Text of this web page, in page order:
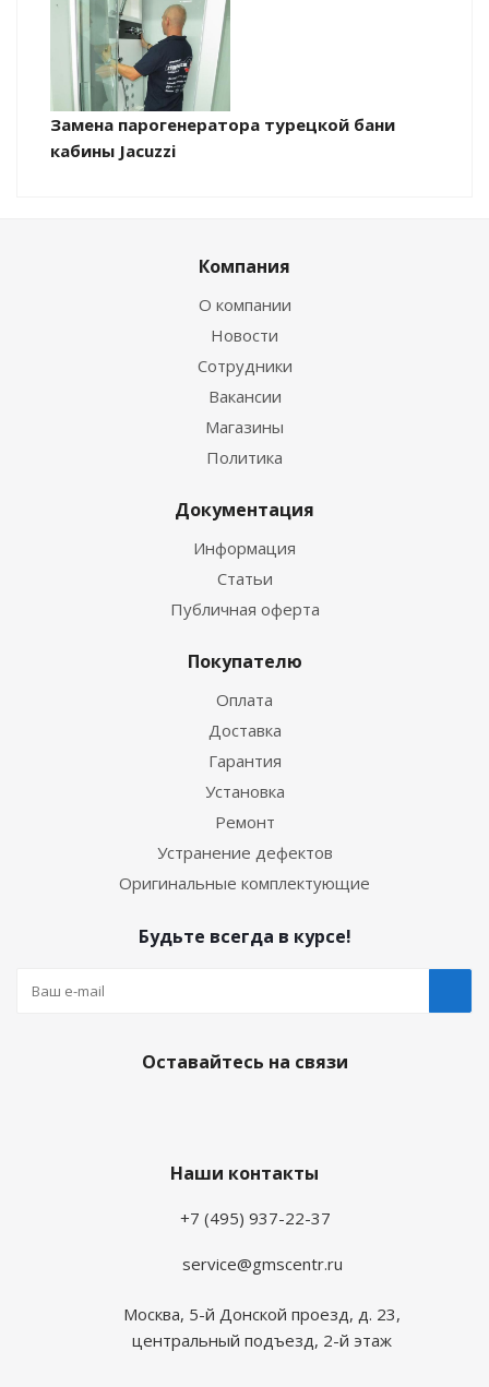
Замена парогенератора турецкой бани
кабины Jacuzzi
Компания
О компании
Новости
Сотрудники
Вакансии
Магазины
Политика
Документация
Информация
Статьи
Публичная оферта
Покупателю
Оплата
Доставка
Гарантия
Установка
Ремонт
Устранение дефектов
Оригинальные комплектующие
Будьте всегда в курсе!
Оставайтесь на связи
Наши контакты
+7 (495) 937-22-37
service@gmscentr.ru
Москва, 5-й Донской проезд, д. 23,
центральный подъезд, 2-й этаж